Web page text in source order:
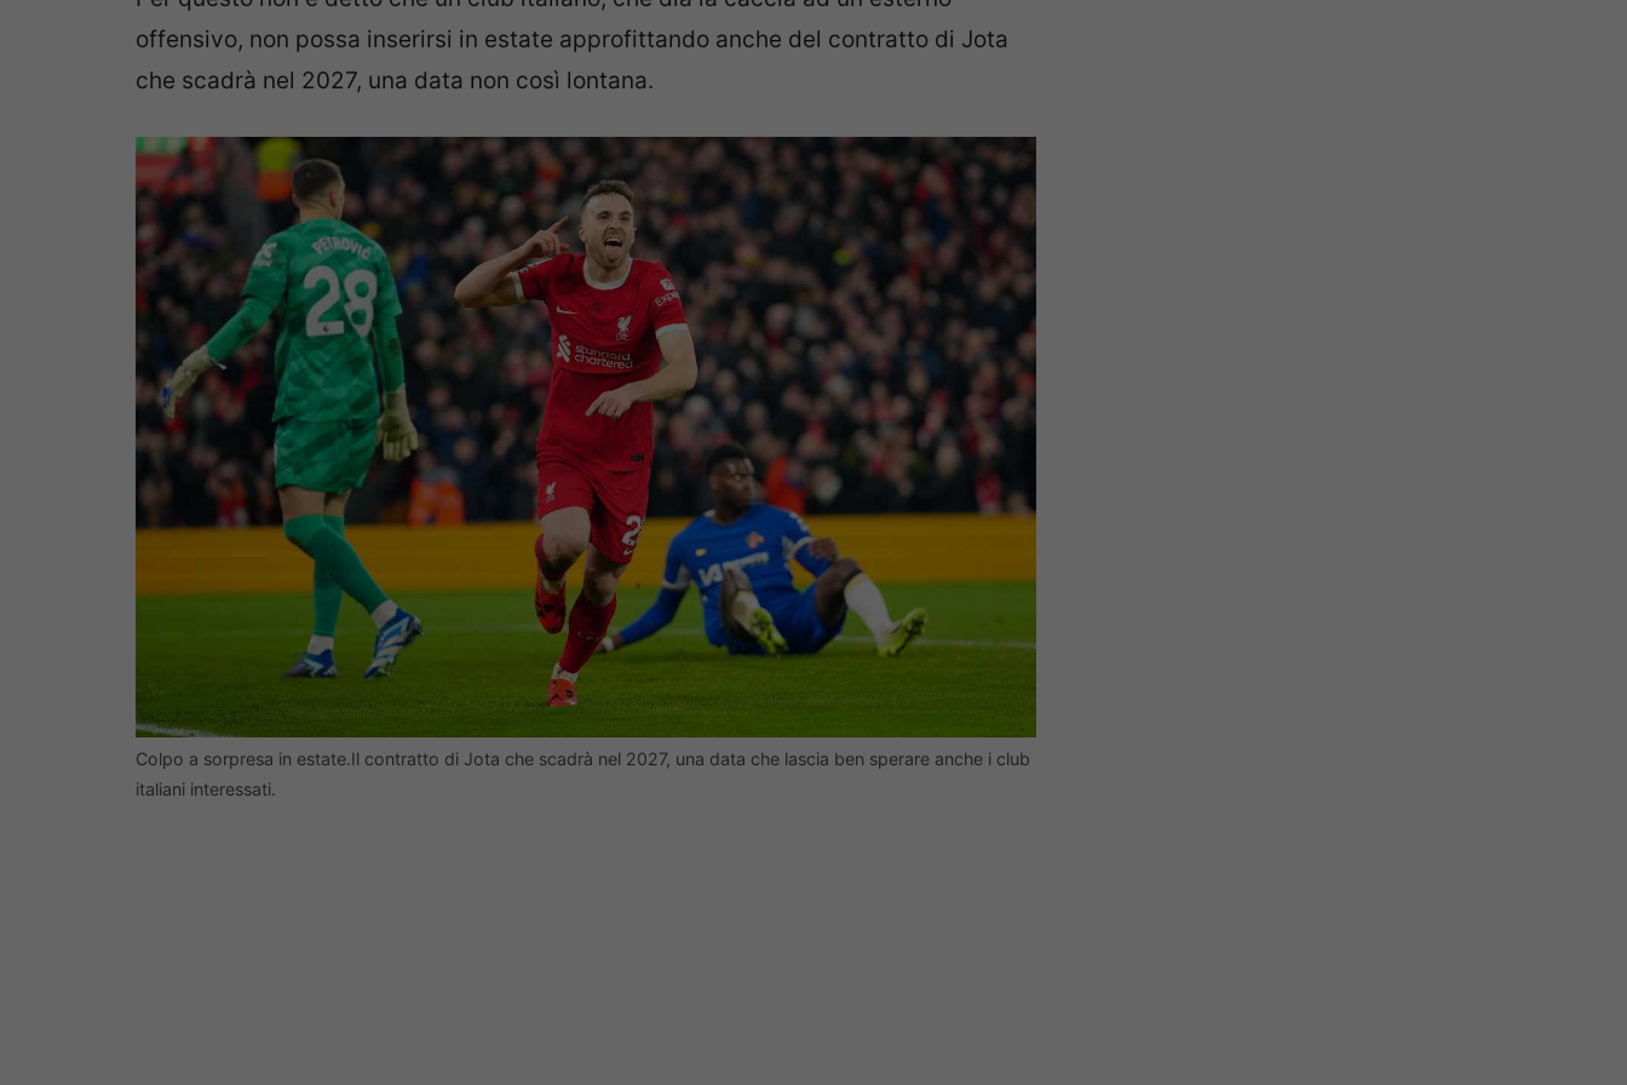
offensivo, non possa inserirsi in estate approfittando anche del contratto di Jota
che scadrà nel 2027, una data non così lontana.
Colpo a sorpresa in estate.Il contratto di Jota che scadrà nel 2027, una data che lascia ben sperare anche i club
italiani interessati.